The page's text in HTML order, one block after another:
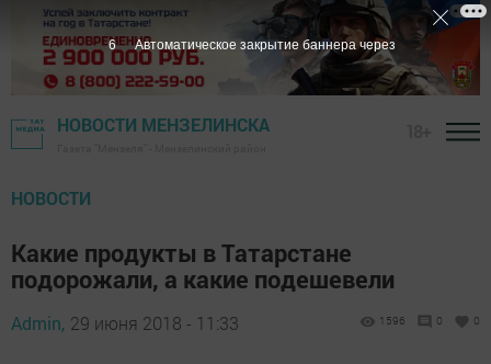
НОВОСТИ МЕНЗЕЛИНСКА
НОВОСТИ
Какие продукты в Татарстане
подорожали, а какие подешевели
Admin, 29 июня 2018 - 11:33 1596 0 0
4 Автоматическое закрытие баннера через